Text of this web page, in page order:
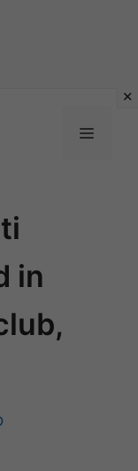
Menu
in